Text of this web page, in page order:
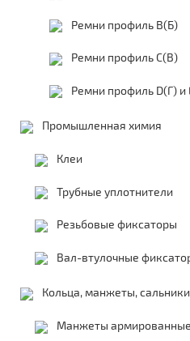
Ремни профиль В(Б)
Ремни профиль С(В)
Ремни профиль D(Г) и
Промышленная химия
Клеи
Трубные уплотнители
Резьбовые фиксаторы
Вал-втулочные
Кольца, манжеты, сальники
Манжеты